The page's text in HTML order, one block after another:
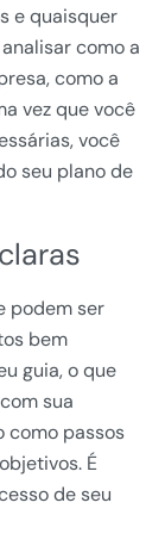
e quaisquer
como a
como a
vez que você
você
seu plano de
podem ser
bem
guia, o que
sua
como passos
É
de seu